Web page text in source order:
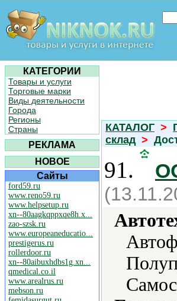
КАТЕГОРИИ
Товары и услуги
Торговые марки
Виды деятельности
Города
Регионы
Страны
РЕКЛАМА
НОВОЕ
Сайты
ford59.ru
www.reno59.ru
www.helpsetup.ru
xn--80aagkqppxqe8h.x...
zao-szsk.ru
www.europeaneducatio...
prestigerus.ru
rollerdoor.ru
xn--80aibuxhdbs1g.xn...
qmedical.co.il
www.arealrus.ru
mebson.ru
КАТАЛОГ >
склад >
91.